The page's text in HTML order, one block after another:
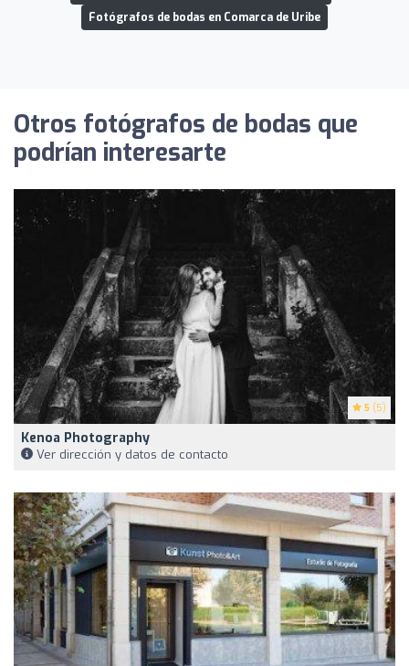
Fotógrafos de bodas en Comarca de Uribe
Otros fotógrafos de bodas que
podrían interesarte
5 (5)
Kenoa Photography
Ver dirección y datos de contacto